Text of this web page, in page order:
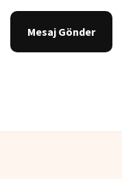
Mesaj Gönder